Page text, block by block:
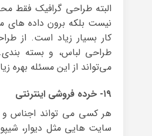
البته طراحی گرافیک فقط
نیست بلکه برون داده
کار بسیار زیاد است. از
طراحی لباس، و بسته
می‌تواند از این مسئله بهره‌
۱۹- خرده ‌فروشی اینترنتی
هر کسی می تواند اجناس و
سایت هایی مثل دیوار،